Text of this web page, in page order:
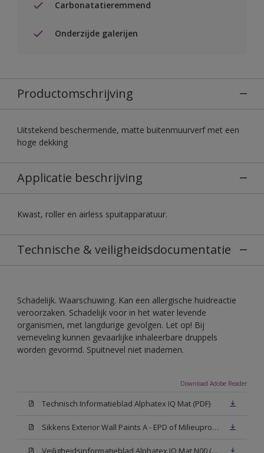
Carbonatatieremmend
Onderzijde galerijen
Productomschrijving
Uitstekend beschermende, matte buitenmuurverf met een
hoge dekking
Applicatie beschrijving
Kwast, roller en airless spuitapparatuur.
Technische & veiligheidsdocumentatie
Schadelijk. Waarschuwing. Kan een allergische huidreactie
veroorzaken. Schadelijk voor in het water levende
organismen, met langdurige gevolgen. Let op! Bij
verneveling kunnen gevaarlijke inhaleerbare druppels
worden gevormd. Spuitnevel niet inademen.
Download Adobe Reader
Technisch Informatieblad Alphatex IQ Mat (PDF)
Sikkens Exterior Wall Paints A - EPD of Milieuproductverklaring
Veiligheidsinformatieblad Alphatex IQ Mat N00 (MSDS)